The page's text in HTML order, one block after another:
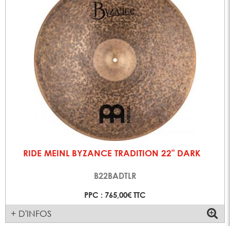
RIDE MEINL BYZANCE TRADITION 22" DARK
B22BADTLR
PPC : 765,00€ TTC
+ D'INFOS